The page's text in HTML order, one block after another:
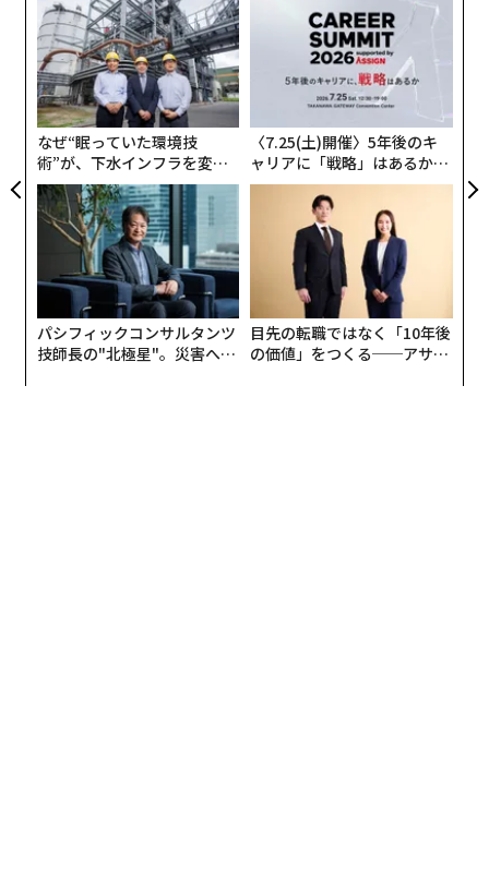
我々の事業は「興行を売る」モデル。お客様にチケット
を売って収益を出すのではなく、企業や団体等にラウン
ドホスティングパートナーとして、イベントそのものを
買っていただくんです。
例えばショッピングセンターのような施設には、催し物
を開けるように吹き抜けのスペースが設けられていて、
お笑い芸人のライブやアイドルのサイン会、ヒーローシ
ョーなどがよく行われていますよね。新たに3x3がその
選択肢の一つに加わったわけです。
にぎわいをつくるエンターテインメントビジネスとし
て、施設や自治体に呼んで頂くことでマネタイズしてい
る。その点が、既存の多くのプロスポーツと決定的に異
プの次世代研究開発拠点・複合施設「コナミクリエイテ
ィブフロント東京ベイ」（2025年10月末開業）といっ
た、さらなる再開発も進んでいる。
第2次安倍内閣の成長戦略「日本再興戦略 2016」で掲げ
られた「スポーツの成長産業化」の柱として経済産業省
とスポーツ庁が推進してきた「スタジアム・アリーナ改
革」や、来シーズンから始まるBリーグの構造改革「B.
革新」による、5000席以上かつスイートルーム等を備え
たアリーナの確保を参入条件とした最上位ディビジョン
「B.LEAGUE PREMIER（B.プレミア）」の新設などを背
景とした、全国的なアリーナ建設ラッシュの中、
2024年に開業したMIXI・三井不動産の共同事業による
「ららアリーナ東京ベイ」、
DeNAと京急電鉄が共同開発計画中の「川崎新！アリー
なぜ“眠っていた環境技
術”が、下水インフラを変え
たのか──産総研×月島JFE
アクアソリューションの10年
〈7.25(土)開催〉5年後のキ
ャリアに「戦略」はあるか。
トップエグゼクティブのキャ
リアに触れる1日│CAREER S
UMMIT 2026
パシフィックコンサルタンツ
技師長の"北極星"。災害への
目先の転職ではなく「10年後
の価値」をつくる──アサイ